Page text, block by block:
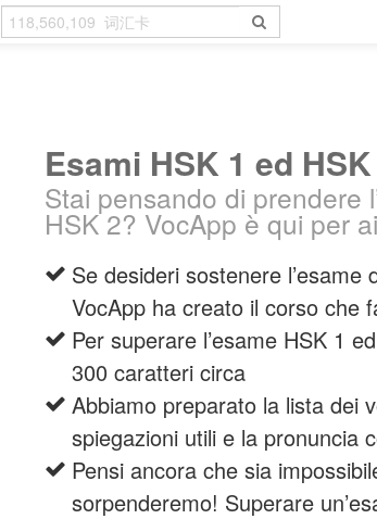
Esami HSK 1 ed
Stai pensando di prendere
HSK 2? VocApp è qui per
Se desideri sostenere
VocApp ha creato il corso che
Per superare l’esame HSK 1
300 caratteri circa
Abbiamo preparato la lista dei
spiegazioni utili e la pronuncia
Pensi ancora che sia
sorpenderemo! Superare